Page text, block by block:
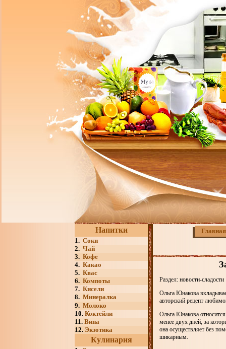
Напитки
1. Соки
2. Чай
3. Кофе
4. Какао
5. Квас
6. Компоты
7. Кисели
8. Минералка
9. Молоко
10. Коктейли
11. Вина
12. Экзотика
Кулинария
Главная
Раздел: новости-сладости
Ольга Юнакова
авторский рецепт
Ольга Юнакова
менее двух дней, за
она осуществляет без
шикарным.